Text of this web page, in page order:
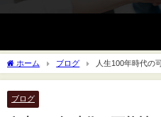
ホーム ブログ
人生100年時代の
ー・プロジェクト（GUJ）と連携
ブログ